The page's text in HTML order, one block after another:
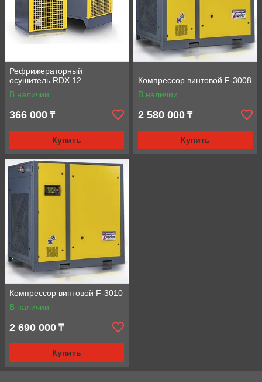
Рефрижераторный
осушитель RDX 12
В наличии
366 000 ₸
Купить
Компрессор винтовой F-3008
В наличии
2 580 000 ₸
Купить
Компрессор винтовой F-3010
В наличии
2 690 000 ₸
Купить